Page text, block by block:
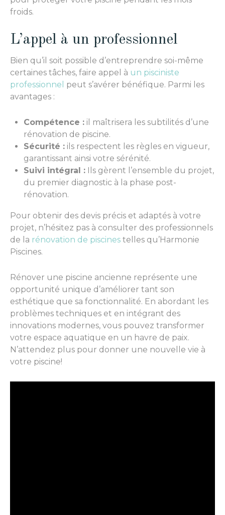
froids.
L’appel à un professionnel
Bien qu’il soit possible d’entreprendre soi-même
certaines tâches, faire appel à un pisciniste
professionnel peut s’avérer bénéfique. Parmi les
avantages :
Compétence : il maîtrisera les subtilités d’une
rénovation de piscine.
Sécurité : ils respectent les règles en vigueur,
garantissant ainsi votre sérénité.
Suivi intégral : Ils gèrent l’ensemble du projet,
du premier diagnostic à la phase post-
rénovation.
Pour obtenir des devis précis et adaptés à votre
projet, n’hésitez pas à consulter des professionnels
de la rénovation de piscines telles qu’Harmonie
Piscines.
Rénover une piscine ancienne représente une
opportunité unique d’améliorer tant son
esthétique que sa fonctionnalité. En abordant les
problèmes techniques et en intégrant des
innovations modernes, vous pouvez transformer
votre espace aquatique en un havre de paix.
N’attendez plus pour donner une nouvelle vie à
votre piscine!